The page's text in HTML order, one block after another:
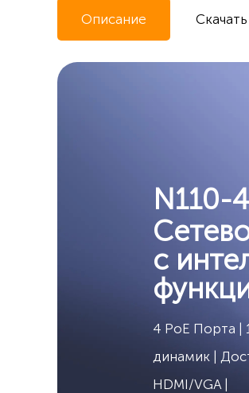
Описание
N110-
с
4 PoE Порта |
динамик |
HDMI/VGA |